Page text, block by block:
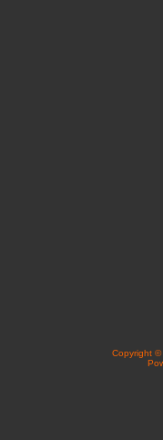
Copyright